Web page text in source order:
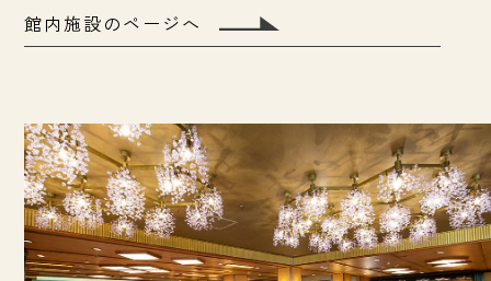
館内施設のページへ